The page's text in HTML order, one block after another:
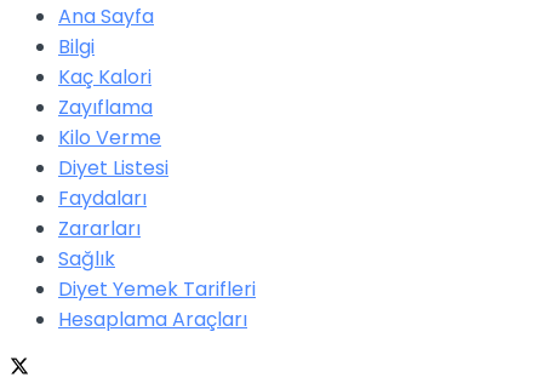
Ana Sayfa
Bilgi
Kaç Kalori
Zayıflama
Kilo Verme
Diyet Listesi
Faydaları
Zararları
Sağlık
Diyet Yemek Tarifleri
Hesaplama Araçları